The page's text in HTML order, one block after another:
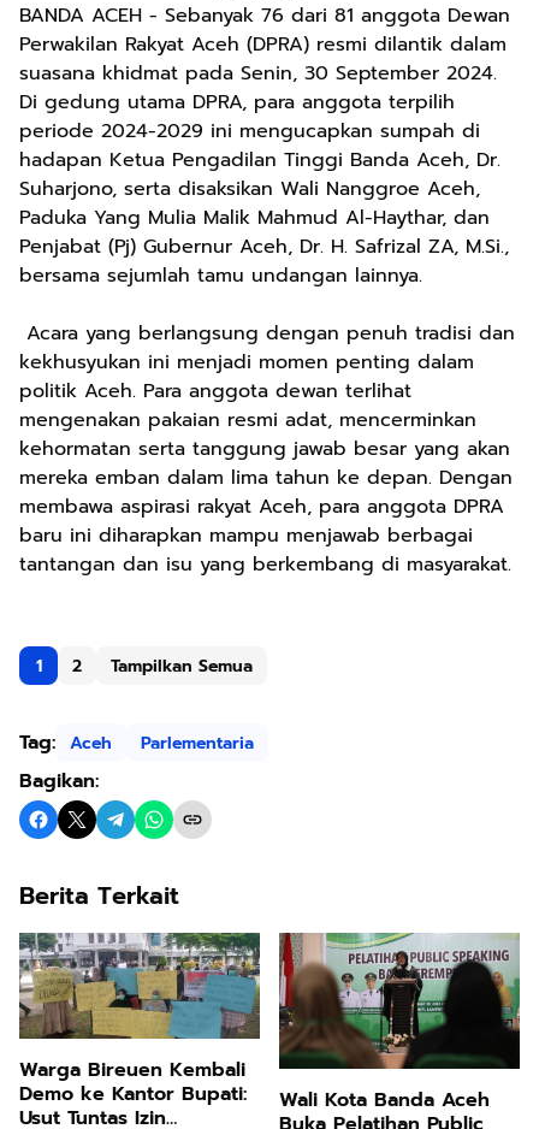
BANDA ACEH - Sebanyak 76 dari 81 anggota Dewan
Perwakilan Rakyat Aceh (DPRA) resmi dilantik dalam
suasana khidmat pada Senin, 30 September 2024.
Di gedung utama DPRA, para anggota terpilih
periode 2024-2029 ini mengucapkan sumpah di
hadapan Ketua Pengadilan Tinggi Banda Aceh, Dr.
Suharjono, serta disaksikan Wali Nanggroe Aceh,
Paduka Yang Mulia Malik Mahmud Al-Haythar, dan
Penjabat (Pj) Gubernur Aceh, Dr. H. Safrizal ZA, M.Si.,
bersama sejumlah tamu undangan lainnya.
Acara yang berlangsung dengan penuh tradisi dan
kekhusyukan ini menjadi momen penting dalam
politik Aceh. Para anggota dewan terlihat
mengenakan pakaian resmi adat, mencerminkan
kehormatan serta tanggung jawab besar yang akan
mereka emban dalam lima tahun ke depan. Dengan
membawa aspirasi rakyat Aceh, para anggota DPRA
baru ini diharapkan mampu menjawab berbagai
tantangan dan isu yang berkembang di masyarakat.
1 2 Tampilkan Semua
Tag: Aceh Parlementaria
Bagikan:
Berita Terkait
Warga Bireuen Kembali
Demo ke Kantor Bupati:
Usut Tuntas Izin
Wali Kota Banda Aceh